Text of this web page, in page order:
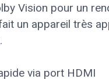
Vision pour un
un appareil très
via port HDMI